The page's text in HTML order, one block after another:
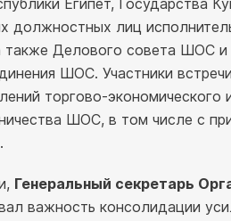
Египет, Государства
должностных лиц
Делового совета ШОС и
ШОС. Участники
торгово-экономического
ШОС, в том числе с
Генеральный секретарь
важность консолидации